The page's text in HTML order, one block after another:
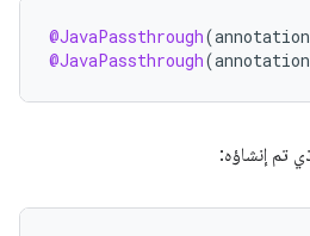
@JavaPassthrough(annotation
@JavaPassthrough(annotation